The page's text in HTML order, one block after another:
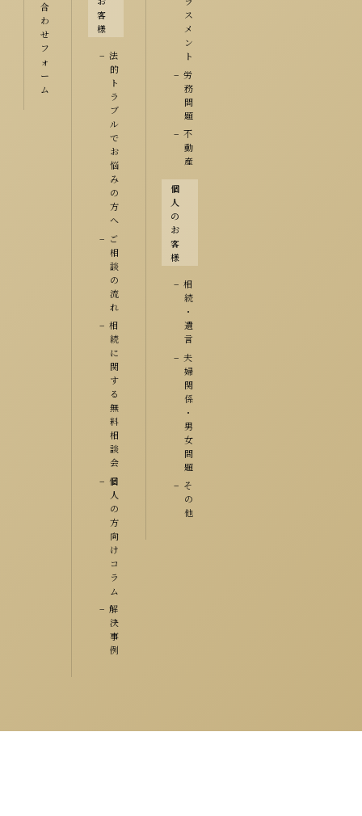
合
わ
せ
フ
ォ
ー
ム
客
様
法
的
ト
ラ
ブ
ル
で
お
悩
み
の
方
へ
ご
相
談
の
流
れ
相
続
に
関
す
る
無
料
相
談
会
個
人
の
方
向
け
コ
ラ
ム
解
決
事
例
ス
メ
ン
ト
労
務
問
題
不
動
産
個
人
の
お
客
様
相
続
・
遺
言
夫
婦
関
係
・
男
女
問
題
そ
の
他